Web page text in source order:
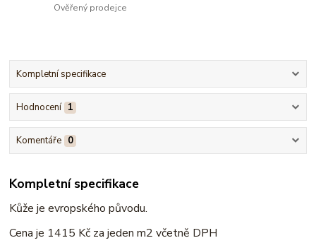
Ověřený prodejce
Kompletní specifikace
Hodnocení 1
Komentáře 0
Kompletní specifikace
Kůže je evropského původu.
Cena je 1415 Kč za jeden m2 včetně DPH